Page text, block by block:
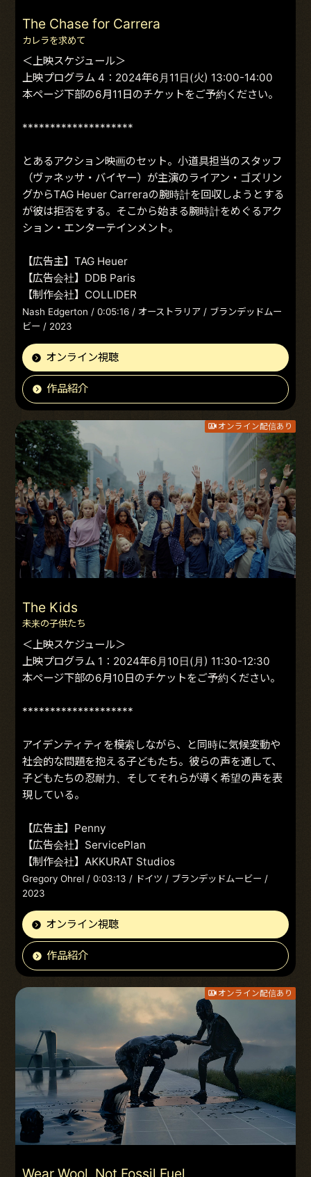
The Chase for Carrera
カレラを求めて
＜上映スケジュール＞
上映プログラム 4：2024年6月11日(火) 13:00-14:00
本ページ下部の6月11日のチケットをご予約ください。
********************
とあるアクション映画のセット。小道具担当のスタッフ
（ヴァネッサ・バイヤー）が主演のライアン・ゴズリン
グからTAG Heuer Carreraの腕時計を回収しようとする
が彼は拒否をする。そこから始まる腕時計をめぐるアク
ション・エンターテインメント。
【広告主】TAG Heuer
【広告会社】DDB Paris
【制作会社】COLLIDER
Nash Edgerton / 0:05:16 / オーストラリア / ブランデッドムー
ビー / 2023
オンライン視聴
作品紹介
オンライン配信あり
The Kids
未来の子供たち
＜上映スケジュール＞
上映プログラム 1：2024年6月10日(月) 11:30-12:30
本ページ下部の6月10日のチケットをご予約ください。
********************
アイデンティティを模索しながら、と同時に気候変動や
社会的な問題を抱える子どもたち。彼らの声を通して、
子どもたちの忍耐力、そしてそれらが導く希望の声を表
現している。
【広告主】Penny
【広告会社】ServicePlan
【制作会社】AKKURAT Studios
Gregory Ohrel / 0:03:13 / ドイツ / ブランデッドムービー /
2023
オンライン視聴
作品紹介
オンライン配信あり